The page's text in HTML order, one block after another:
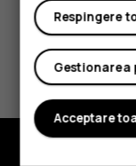
Considerați
Da Nu
Respingere
Acceptare